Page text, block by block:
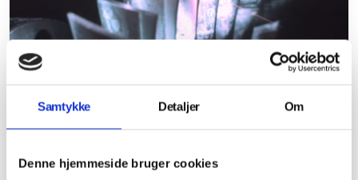
Samtykke Detaljer Om
Denne hjemmeside bruger cookies
15.12.2025